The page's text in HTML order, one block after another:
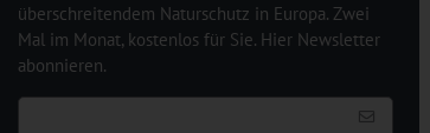
überschreitendem Naturschutz in Europa. Zwei
Mal im Monat, kostenlos für Sie. Hier Newsletter
abonnieren.